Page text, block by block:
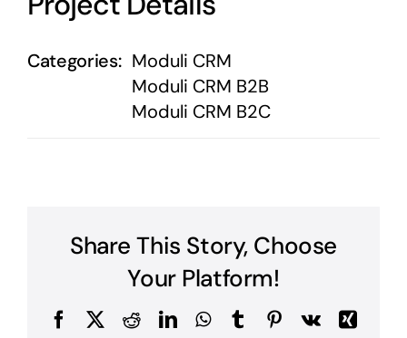
Categories: Moduli CRM
Moduli CRM B2B
Moduli CRM B2C
Share This Story, Choose
Your Platform!
FacebookRedditLinkedInWhatsApp
TumblrPinterest
Vk
Xing